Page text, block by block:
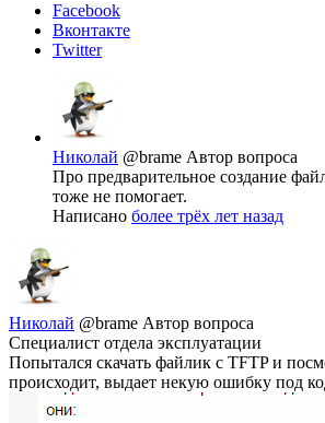
Facebook
Вконтакте
Twitter
Николай @brame Автор вопроса
Про предварительное создание
тоже не помогает.
Написано более трёх лет назад
Николай @brame Автор вопроса
Специалист отдела эксплуатации
Попытался скачать файлик с TFTP и
происходит, выдает некую ошибку под